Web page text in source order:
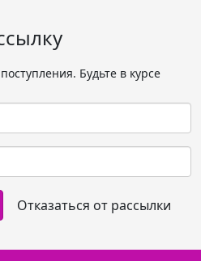
Будьте в курсе